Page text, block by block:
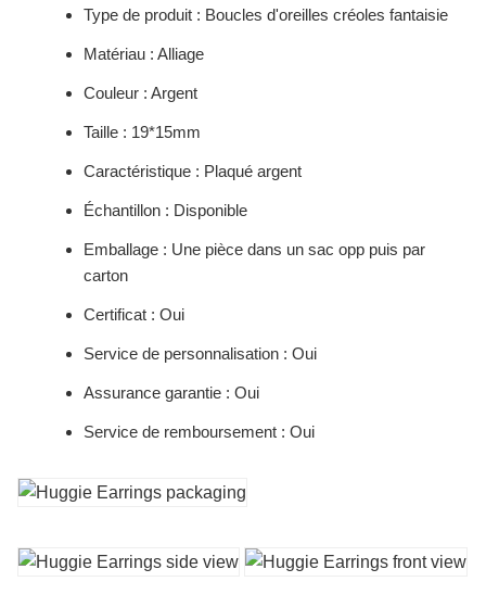
Type de produit : Boucles d'oreilles créoles fantaisie
Matériau : Alliage
Couleur : Argent
Taille : 19*15mm
Caractéristique : Plaqué argent
Échantillon : Disponible
Emballage : Une pièce dans un sac opp puis par
carton
Certificat : Oui
Service de personnalisation : Oui
Assurance garantie : Oui
Service de remboursement : Oui